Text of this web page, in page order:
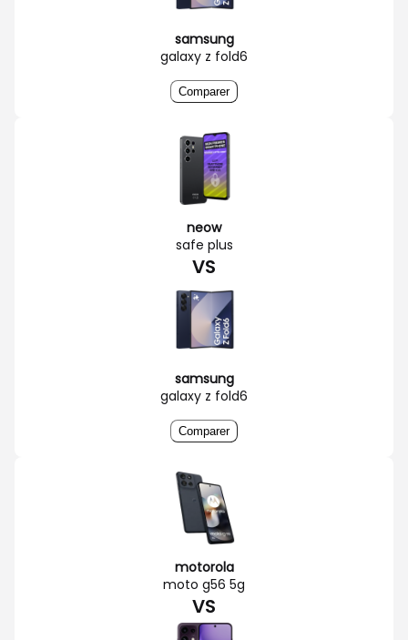
samsung
galaxy z fold6
Comparer
neow
safe plus
VS
samsung
galaxy z fold6
Comparer
motorola
moto g56 5g
VS